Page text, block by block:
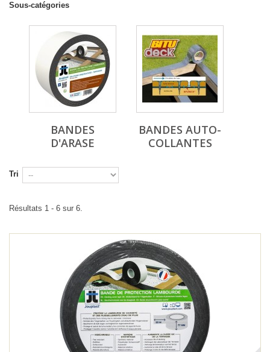
Sous-catégories
BANDES
D'ARASE
BANDES AUTO-
COLLANTES
Tri
Résultats 1 - 6 sur 6.